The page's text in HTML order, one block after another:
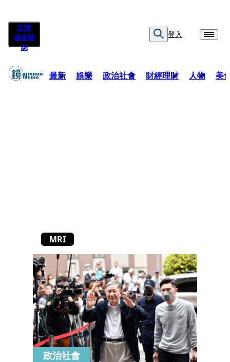
訂閱
紙本雜
誌
登入
最新 娛樂 政治社會 財經理財 人物 美
MRI
政治社會